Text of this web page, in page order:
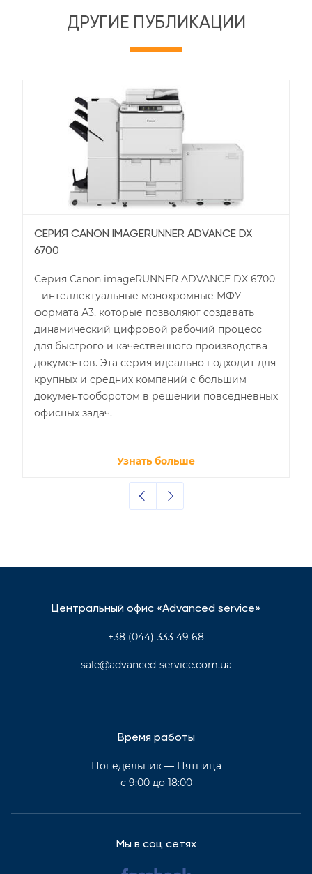
ДРУГИЕ ПУБЛИКАЦИИ
СЕРИЯ CANON IMAGERUNNER ADVANCE DX
6700
Серия Canon imageRUNNER ADVANCE DX 6700
– интеллектуальные монохромные МФУ
формата А3, которые позволяют создавать
динамический цифровой рабочий процесс
для быстрого и качественного производства
документов. Эта серия идеально подходит для
крупных и средних компаний с большим
документооборотом в решении повседневных
офисных задач.
Узнать больше
Центральный офис «Advanced service»
+38 (044) 333 49 68
sale@advanced-service.com.ua
Время работы
Понедельник — Пятница
с 9:00 до 18:00
Мы в соц сетях